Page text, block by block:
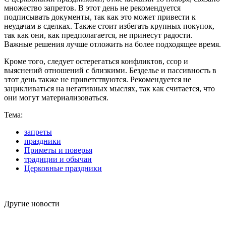
множество запретов. В этот день не рекомендуется
подписывать документы, так как это может привести к
неудачам в сделках. Также стоит избегать крупных покупок,
так как они, как предполагается, не принесут радости.
Важные решения лучше отложить на более подходящее время.
Кроме того, следует остерегаться конфликтов, ссор и
выяснений отношений с близкими. Безделье и пассивность в
этот день также не приветствуются. Рекомендуется не
зацикливаться на негативных мыслях, так как считается, что
они могут материализоваться.
Тема:
запреты
праздники
Приметы и поверья
традиции и обычаи
Церковные праздники
Другие новости